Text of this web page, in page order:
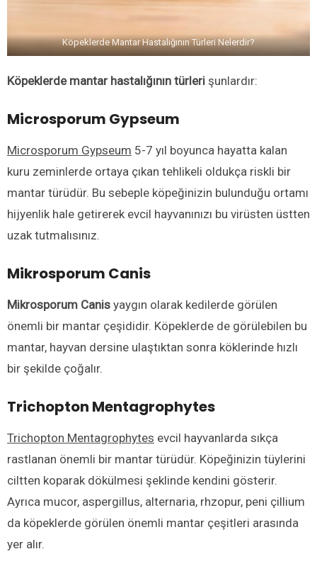
Köpeklerde Mantar Hastalığının Türleri Nelerdir?
Köpeklerde mantar hastalığının türleri şunlardır:
Microsporum Gypseum
Microsporum Gypseum 5-7 yıl boyunca hayatta kalan
kuru zeminlerde ortaya çıkan tehlikeli oldukça riskli bir
mantar türüdür. Bu sebeple köpeğinizin bulunduğu ortamı
hijyenlik hale getirerek evcil hayvanınızı bu virüsten üstten
uzak tutmalısınız.
Mikrosporum Canis
Mikrosporum Canis yaygın olarak kedilerde görülen
önemli bir mantar çeşididir. Köpeklerde de görülebilen bu
mantar, hayvan dersine ulaştıktan sonra köklerinde hızlı
bir şekilde çoğalır.
Trichopton Mentagrophytes
Trichopton Mentagrophytes evcil hayvanlarda sıkça
rastlanan önemli bir mantar türüdür. Köpeğinizin tüylerini
ciltten koparak dökülmesi şeklinde kendini gösterir.
Ayrıca mucor, aspergillus, alternaria, rhzopur, peni çillium
da köpeklerde görülen önemli mantar çeşitleri arasında
yer alır.